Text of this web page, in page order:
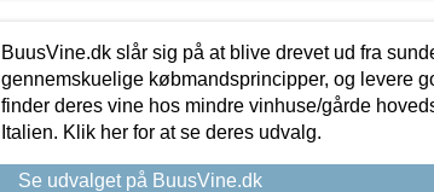
BuusVine.dk slår sig på at blive drevet ud fra
gennemskuelige købmandsprincipper, og levere
finder deres vine hos mindre vinhuse/gårde
Italien. Klik her for at se deres udvalg.
Se udvalget på BuusVine.dk